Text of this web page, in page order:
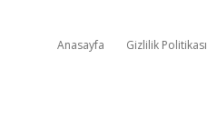
Anasayfa Gizlilik Politikası